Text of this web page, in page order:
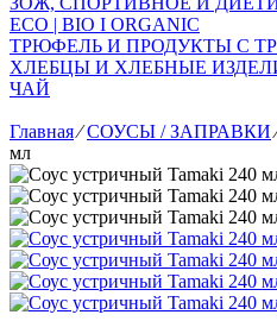
ECO | BIO I ORGANIC
ТРЮФЕЛЬ И ПРОДУКТЫ С
ХЛЕБЦЫ И ХЛЕБНЫЕ
ЧАЙ
Главная⁄СОУСЫ / ЗАПРАВКИ
мл